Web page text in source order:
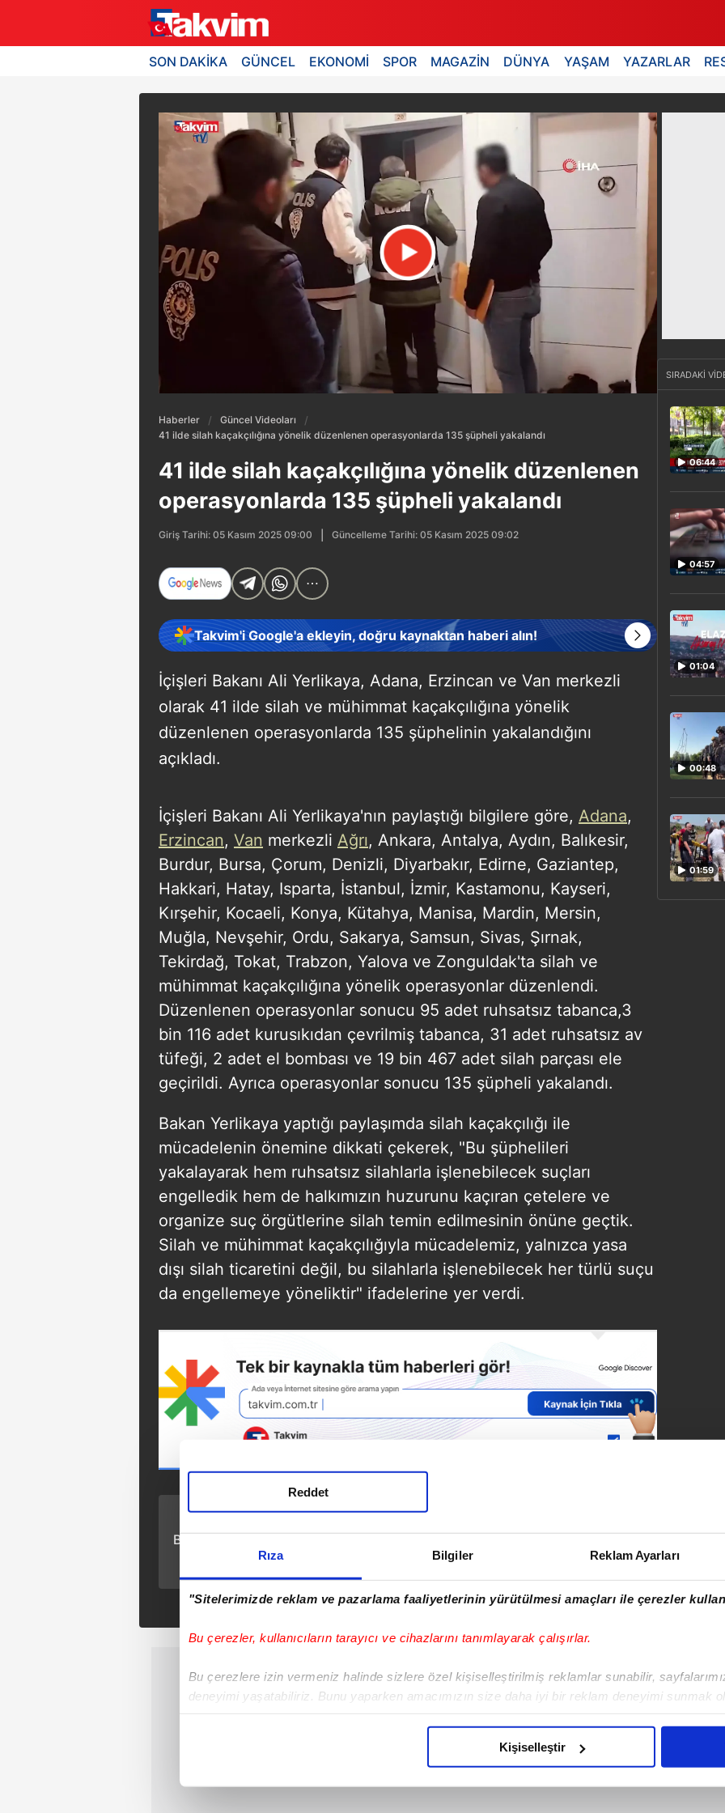
Rıza Bilgiler Reklam Ayarları
"Sitelerimizde reklam ve pazarlama faaliyetlerinin yürütülmesi amaçları ile çerezler
Bu çerezler, kullanıcıların tarayıcı ve cihazlarını tanımlayarak çalışırlar.
Bu çerezlere izin vermeniz halinde sizlere özel kişiselleştirilmiş reklamlar sunabilir,
deneyimi yaşatabiliriz. Bunu yaparken amacımızın size daha iyi bir reklam deneyimi sunmak
Reddet
Kişiselleştir
SON DAKİKA GÜNCEL EKONOMİ SPOR MAGAZİN DÜNYA YAŞAM YAZARLAR
Haberler
Güncel Videoları
41 ilde silah kaçakçılığına yönelik düzenlenen operasyonlarda 135 şüpheli yakalandı
41 ilde silah kaçakçılığına yönelik düzenlenen
operasyonlarda 135 şüpheli yakalandı
Giriş Tarihi: 05 Kasım 2025 09:00 Güncelleme Tarihi: 05 Kasım 2025 09:02
Takvim'i Google'a ekleyin, doğru kaynaktan haberi alın!
İçişleri Bakanı Ali Yerlikaya, Adana, Erzincan ve Van merkezli
olarak 41 ilde silah ve mühimmat kaçakçılığına yönelik
düzenlenen operasyonlarda 135 şüphelinin yakalandığını
açıkladı.
İçişleri Bakanı Ali Yerlikaya'nın paylaştığı bilgilere göre, Adana,
Erzincan, Van merkezli Ağrı, Ankara, Antalya, Aydın, Balıkesir,
Burdur, Bursa, Çorum, Denizli, Diyarbakır, Edirne, Gaziantep,
Hakkari, Hatay, Isparta, İstanbul, İzmir, Kastamonu, Kayseri,
Kırşehir, Kocaeli, Konya, Kütahya, Manisa, Mardin, Mersin,
Muğla, Nevşehir, Ordu, Sakarya, Samsun, Sivas, Şırnak,
Tekirdağ, Tokat, Trabzon, Yalova ve Zonguldak'ta silah ve
mühimmat kaçakçılığına yönelik operasyonlar düzenlendi.
Düzenlenen operasyonlar sonucu 95 adet ruhsatsız tabanca,3
bin 116 adet kurusıkıdan çevrilmiş tabanca, 31 adet ruhsatsız av
tüfeği, 2 adet el bombası ve 19 bin 467 adet silah parçası ele
geçirildi. Ayrıca operasyonlar sonucu 135 şüpheli yakalandı.
Bakan Yerlikaya yaptığı paylaşımda silah kaçakçılığı ile
mücadelenin önemine dikkati çekerek, "Bu şüphelileri
yakalayarak hem ruhsatsız silahlarla işlenebilecek suçları
engelledik hem de halkımızın huzurunu kaçıran çetelere ve
organize suç örgütlerine silah temin edilmesinin önüne geçtik.
Silah ve mühimmat kaçakçılığıyla mücadelemiz, yalnızca yasa
dışı silah ticaretini değil, bu silahlarla işlenebilecek her türlü suçu
da engellemeye yöneliktir" ifadelerine yer verdi.
Muğla Ula’da dehşet:
1 evi kundaklayıp 2
vurularak etkisiz hale
ÖNCEKİ HABER
Başkan Erdoğan'dan
AK Parti grup
SIRADAKİ
06:44
04:57
01:04
00:48
01:59